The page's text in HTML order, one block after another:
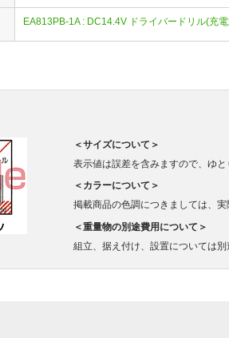
EA813PB-1A : DC14.4V ドライバードリル(充
＜サイズについて＞
表示値は誤差を含みますので、ゆ
＜カラーについて＞
掲載商品の色調につきましては、
＜重量物の別途費用について＞
組立、据え付け、設置については